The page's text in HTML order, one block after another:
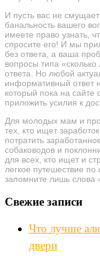
И пусть вас не
банальность вашего
имеете право узнать,
спросите его! И мы
без ответа, а ваша
вопросы типа
ответа. Но любой
информативный ответ
который пока на сайте
приложить усилия к
Для молодых мам и
тех, кто ищет
потратить
собаководов и
для всех, кто ищет и
легкое путешествие
запомните лишь
Свежие записи
Что лучше
двери